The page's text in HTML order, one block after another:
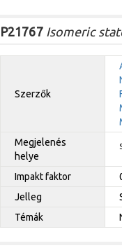
P21767Isomeric
Szerzők
Megjelenés
helye
Impakt faktor
Jelleg
Témák